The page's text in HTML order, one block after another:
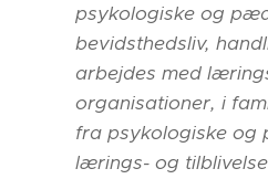
psykologiske og
bevidsthedsliv,
arbejdes med
organisationer, i
fra psykologiske og
lærings- og